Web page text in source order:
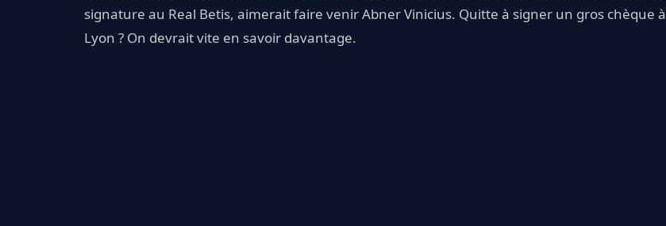
signature au Real Betis, aimerait faire venir Abner Vinicius. Quitte à signer un gros chèque à
Lyon ? On devrait vite en savoir davantage.